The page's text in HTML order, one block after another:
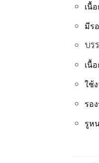
เนื้
มีร
บร
เนื้
ใช้
รอ
รูห